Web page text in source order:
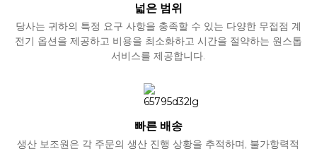
넓은 범위
당사는 귀하의 특정 요구 사항을 충족할 수 있는 다양한 무접점 계
전기 옵션을 제공하고 비용을 최소화하고 시간을 절약하는 원스톱
서비스를 제공합니다.
빠른 배송
생산 보조원은 각 주문의 생산 진행 상황을 추적하며, 불가항력적